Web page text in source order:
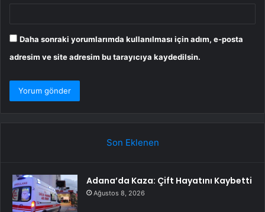
Daha sonraki yorumlarımda kullanılması için adım, e-posta
adresim ve site adresim bu tarayıcıya kaydedilsin.
Son Eklenen
Adana’da Kaza: Çift Hayatını Kaybetti
Ağustos 8, 2026